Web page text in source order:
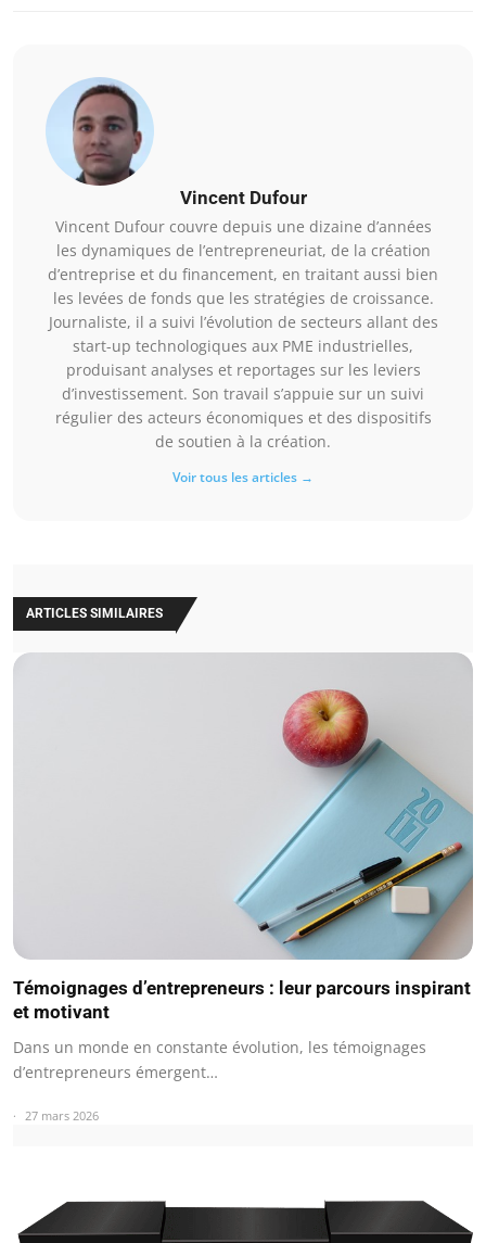
Vincent Dufour
Vincent Dufour couvre depuis une dizaine d’années
les dynamiques de l’entrepreneuriat, de la création
d’entreprise et du financement, en traitant aussi bien
les levées de fonds que les stratégies de croissance.
Journaliste, il a suivi l’évolution de secteurs allant des
start-up technologiques aux PME industrielles,
produisant analyses et reportages sur les leviers
d’investissement. Son travail s’appuie sur un suivi
régulier des acteurs économiques et des dispositifs
de soutien à la création.
Voir tous les articles →
ARTICLES SIMILAIRES
Témoignages d’entrepreneurs : leur parcours inspirant
et motivant
Dans un monde en constante évolution, les témoignages
d’entrepreneurs émergent…
27 mars 2026